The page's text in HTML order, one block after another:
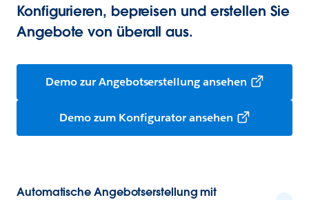
Konfigurieren, bepreisen und erstellen Sie
Angebote von überall aus.
Demo zur Angebotserstellung ansehen
Demo zum Konfigurator ansehen
Automatische Angebotserstellung mit